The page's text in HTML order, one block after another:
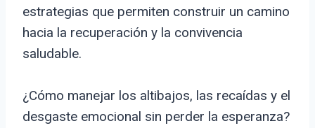
estrategias que permiten construir un camino
hacia la recuperación y la convivencia
saludable.
¿Cómo manejar los altibajos, las recaídas y el
desgaste emocional sin perder la esperanza?